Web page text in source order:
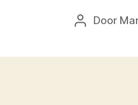
Door